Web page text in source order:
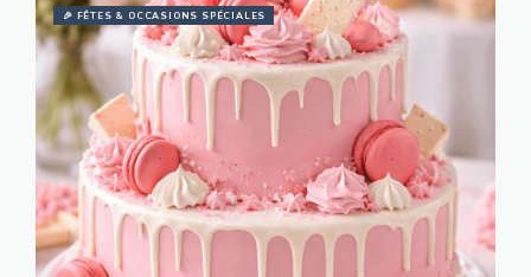
🎉 FÊTES & OCCASIONS SPÉCIALES